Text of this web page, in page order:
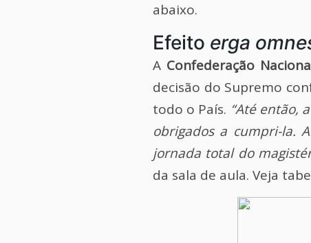
abaixo.
Efeito erga
A Confederação
decisão do Supremo
todo o País. “Até então,
obrigados a cumpri-la.
jornada total do
da sala de aula. Veja